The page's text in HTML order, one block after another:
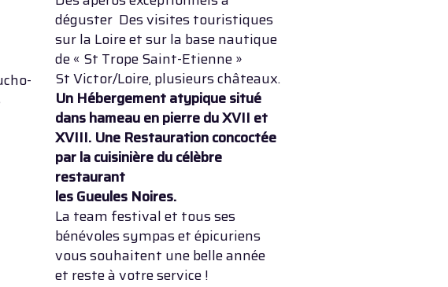
déguster Des visites touristiques
sur la Loire et sur la base nautique
de « St Trope Saint-Etienne »
St Victor/Loire, plusieurs châteaux.
Un Hébergement atypique situé
dans hameau en pierre du XVII et
XVIII. Une Restauration concoctée
par la cuisinière du célèbre
restaurant
les Gueules Noires.
La team festival et tous ses
bénévoles sympas et épicuriens
vous souhaitent une belle année
et reste à votre service !